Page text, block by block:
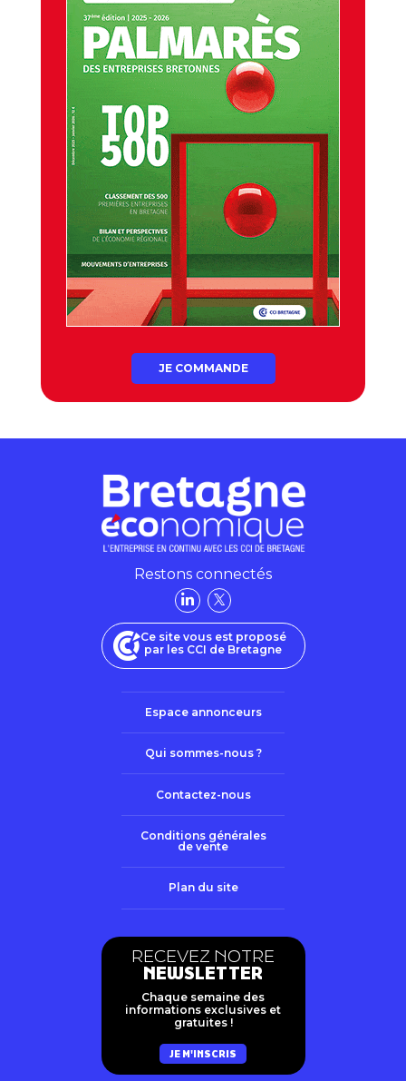
JE COMMANDE
Restons connectés
Ce site vous est proposé
par les CCI de Bretagne
Espace annonceurs
Qui sommes-nous ?
Contactez-nous
Conditions générales
de vente
Plan du site
RECEVEZ NOTRE
NEWSLETTER
Chaque semaine des
informations exclusives et
gratuites !
JE M'INSCRIS